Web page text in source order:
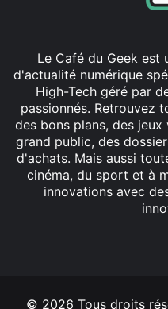
Le Café du Geek est
d'actualité numérique
High-Tech géré par
passionnés. Retrouvez
des bons plans, des
grand public, des
d'achats. Mais aussi
cinéma, du sport et à
innovations avec
© 2026 Tous droits